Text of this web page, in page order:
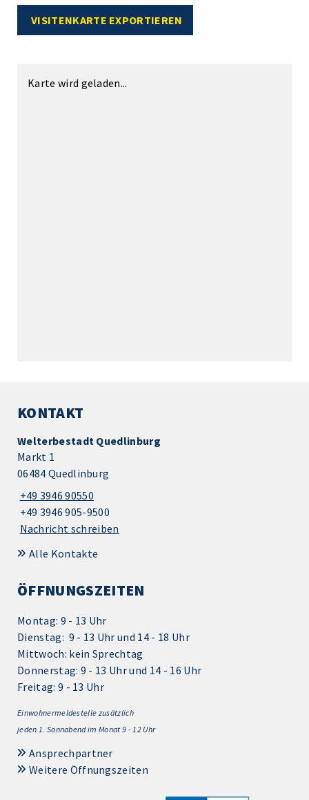
VISITENKARTE EXPORTIEREN
Karte wird geladen...
KONTAKT
Welterbestadt Quedlinburg
Markt 1
06484 Quedlinburg
+49 3946 90550
+49 3946 905-9500
Nachricht schreiben
Alle Kontakte
ÖFFNUNGSZEITEN
Montag: 9 - 13 Uhr
Dienstag: 9 - 13 Uhr und 14 - 18 Uhr
Mittwoch: kein Sprechtag
Donnerstag: 9 - 13 Uhr und 14 - 16 Uhr
Freitag: 9 - 13 Uhr
Einwohnermeldestelle zusätzlich
jeden 1. Sonnabend im Monat 9 - 12 Uhr
Ansprechpartner
Weitere Öffnungszeiten